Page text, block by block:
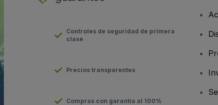
Controles de seguridad de primera
clase
Precios transparentes
Compras con garantía al 100%